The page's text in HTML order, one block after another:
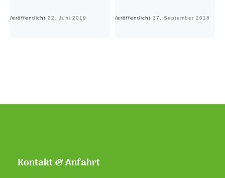
Veröffentlicht 22. Juni 2019 Veröffentlicht 27. September 2018
Kontakt & Anfahrt